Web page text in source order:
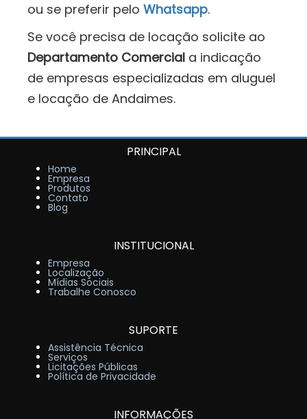
ou se preferir pelo Whatsapp.
Se você precisa de locação solicite ao
Departamento Comercial a indicação
de empresas especializadas em aluguel
e locação de Andaimes.
PRINCIPAL
Home
Empresa
Produtos
Contato
Blog
INSTITUCIONAL
Empresa
Localização
Mídias Sociais
Trabalhe Conosco
SUPORTE
Assistência Técnica
Serviços
Licitações Públicas
Política de Privacidade
INFORMAÇÕES